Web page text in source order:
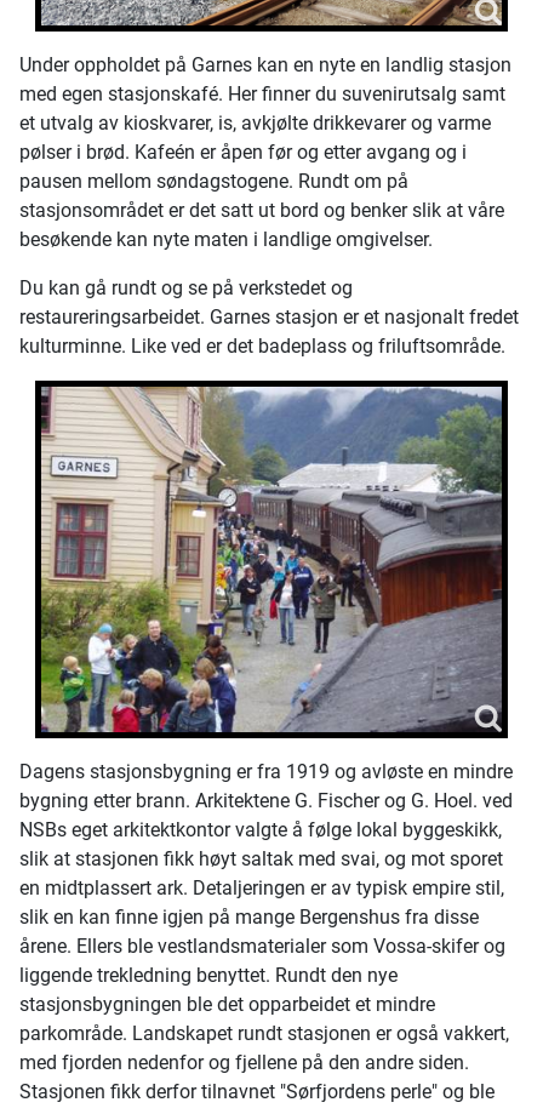
Under oppholdet på Garnes kan en nyte en landlig stasjon
med egen stasjonskafé. Her finner du suvenirutsalg samt
et utvalg av kioskvarer, is, avkjølte drikkevarer og varme
pølser i brød. Kafeén er åpen før og etter avgang og i
pausen mellom søndagstogene. Rundt om på
stasjonsområdet er det satt ut bord og benker slik at våre
besøkende kan nyte maten i landlige omgivelser.
Du kan gå rundt og se på verkstedet og
restaureringsarbeidet. Garnes stasjon er et nasjonalt fredet
kulturminne. Like ved er det badeplass og friluftsområde.
Dagens stasjonsbygning er fra 1919 og avløste en mindre
bygning etter brann. Arkitektene G. Fischer og G. Hoel. ved
NSBs eget arkitektkontor valgte å følge lokal byggeskikk,
slik at stasjonen fikk høyt saltak med svai, og mot sporet
en midtplassert ark. Detaljeringen er av typisk empire stil,
slik en kan finne igjen på mange Bergenshus fra disse
årene. Ellers ble vestlandsmaterialer som Vossa-skifer og
liggende trekledning benyttet. Rundt den nye
stasjonsbygningen ble det opparbeidet et mindre
parkområde. Landskapet rundt stasjonen er også vakkert,
med fjorden nedenfor og fjellene på den andre siden.
Stasjonen fikk derfor tilnavnet "Sørfjordens perle" og ble